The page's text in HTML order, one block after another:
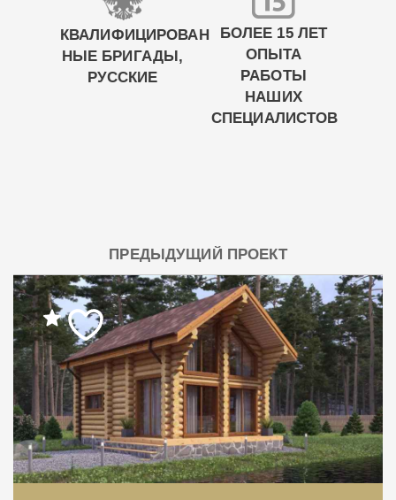
КВАЛИФИЦИРОВАН
НЫЕ БРИГАДЫ,
РУССКИЕ
БОЛЕЕ 15 ЛЕТ
ОПЫТА
РАБОТЫ
НАШИХ
СПЕЦИАЛИСТОВ
ПРЕДЫДУЩИЙ ПРОЕКТ